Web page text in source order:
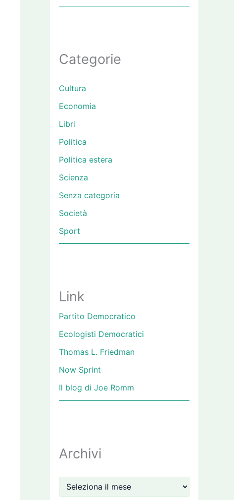
Categorie
Cultura
Economia
Libri
Politica
Politica estera
Scienza
Senza categoria
Società
Sport
Link
Partito Democratico
Ecologisti Democratici
Thomas L. Friedman
Now Sprint
Il blog di Joe Romm
Archivi